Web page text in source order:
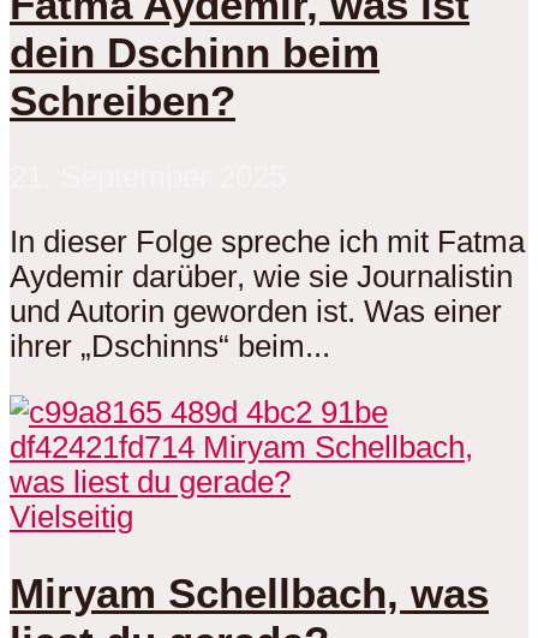
dein Dschinn beim
Schreiben?
In dieser Folge spreche ich mit Fatma
Aydemir darüber, wie sie Journalistin
und Autorin geworden ist. Was einer
ihrer „Dschinns“ beim...
Vielseitig
Miryam Schellbach, was